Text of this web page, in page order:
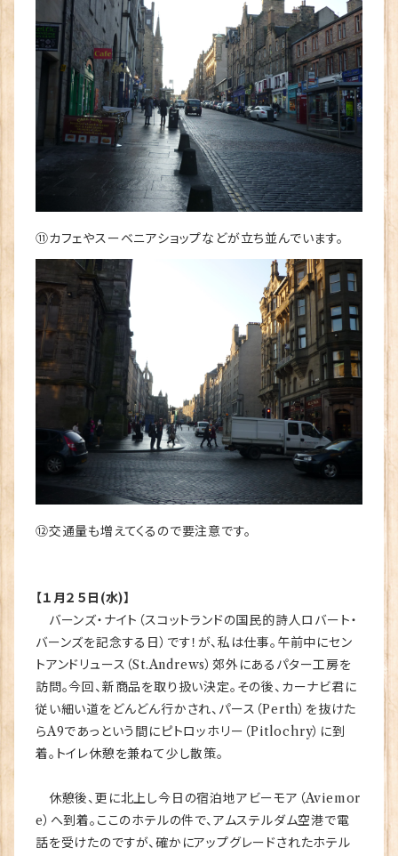
⑪カフェやスーベニアショップなどが立ち並んでいます。
⑫交通量も増えてくるので要注意です。
【１月２５日(水)】
バーンズ・ナイト（スコットランドの国民的詩人ロバート・
バーンズを記念する日）です！が、私は仕事。午前中にセン
トアンドリュース（St.Andrews）郊外にあるパター工房を
訪問。今回、新商品を取り扱い決定。その後、カーナビ君に
従い細い道をどんどん行かされ、パース（Perth）を抜けた
らA9であっという間にピトロッホリー（Pitlochry）に到
着。トイレ休憩を兼ねて少し散策。
休憩後、更に北上し今日の宿泊地アビーモア（Aviemor
e）へ到着。ここのホテルの件で、アムステルダム空港で電
話を受けたのですが、確かにアップグレードされたホテル